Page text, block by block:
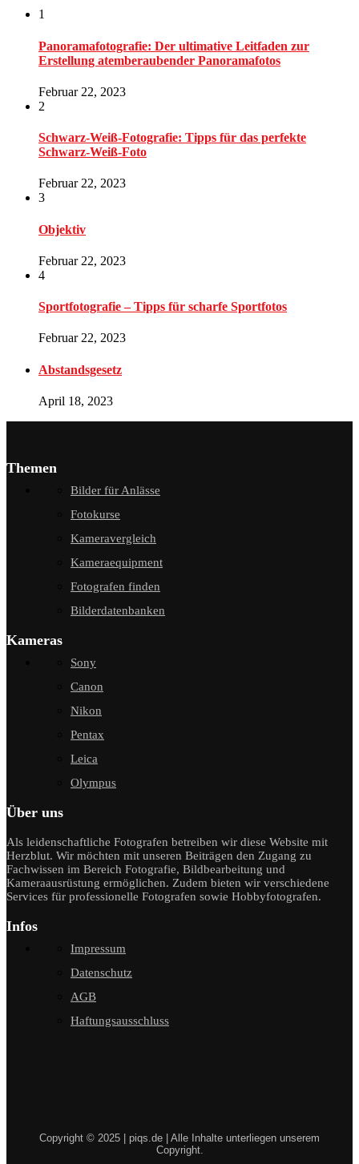
1
Panoramafotografie: Der ultimative Leitfaden zur
Erstellung atemberaubender Panoramafotos
Februar 22, 2023
2
Schwarz-Weiß-Fotografie: Tipps für das perfekte
Schwarz-Weiß-Foto
Februar 22, 2023
3
Objektiv
Februar 22, 2023
4
Sportfotografie – Tipps für scharfe Sportfotos
Februar 22, 2023
Abstandsgesetz
April 18, 2023
Themen
Bilder für Anlässe
Fotokurse
Kameravergleich
Kameraequipment
Fotografen finden
Bilderdatenbanken
Kameras
Sony
Canon
Nikon
Pentax
Leica
Olympus
Über uns
Als leidenschaftliche Fotografen betreiben wir diese Website mit
Herzblut. Wir möchten mit unseren Beiträgen den Zugang zu
Fachwissen im Bereich Fotografie, Bildbearbeitung und
Kameraausrüstung ermöglichen. Zudem bieten wir verschiedene
Services für professionelle Fotografen sowie Hobbyfotografen.
Infos
Impressum
Datenschutz
AGB
Haftungsausschluss
Copyright © 2025 | piqs.de | Alle Inhalte unterliegen unserem
Copyright.